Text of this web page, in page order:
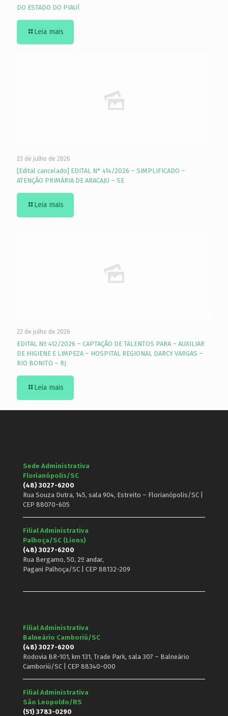
DO ESTADO DO PIAUÍ
Leia mais
23 de julho de 2026
[Edital cancelado] EDITAL N° 414/2026 – SIMPLIFICADO –
ATENÇÃO PRIMÁRIA DE ARACAJU – SE
Leia mais
22 de julho de 2026
EDITAL Nº 412/2026 – CAPTAÇÃO DE TALENTOS PARA – AUXILIAR
DE HIGIENE E LIMPEZA – HOSPITAL REGIONAL DARCY VARGAS –
RIO BONITO – RJ
Leia mais
Sede Administrativa
Florianópolis/SC
(48) 3027-6200
Rua Souza Dutra, 145, sala 904, Estreito – Florianópolis/SC |
CEP 88070-605
Filial Administrativa
Palhoça/SC (Lions)
(48) 3027-6200
Rua Bergamo, 50, 2º andar,
Pagani Palhoça/SC | CEP 88132-209
Filial Administrativa
Balneário Camboriú/SC
(48) 3027-6200
Rodovia BR-101, km 131, Trade Park, sala 307 – Balneário
Camboriú/SC | CEP 88340-000
Filial Administrativa
São Leopoldo/RS
(51) 3783-0290